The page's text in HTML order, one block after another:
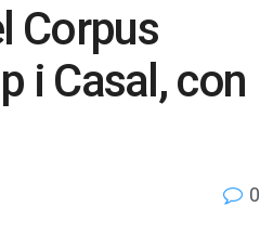
Corpus
i Casal, con
0